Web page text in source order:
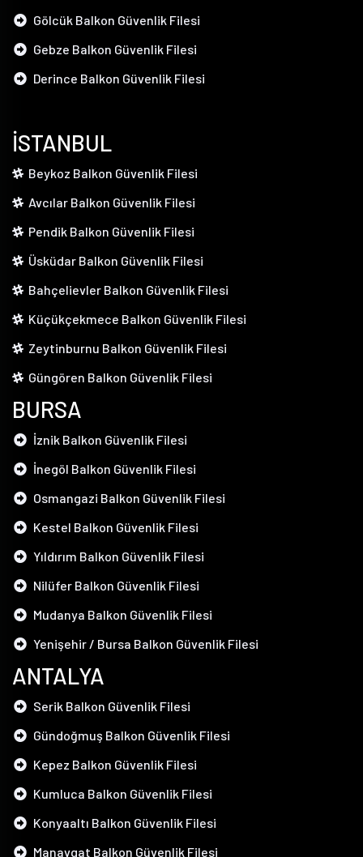
Gölcük Balkon Güvenlik Filesi
Gebze Balkon Güvenlik Filesi
Derince Balkon Güvenlik Filesi
İSTANBUL
Beykoz Balkon Güvenlik Filesi
Avcılar Balkon Güvenlik Filesi
Pendik Balkon Güvenlik Filesi
Üsküdar Balkon Güvenlik Filesi
Bahçelievler Balkon Güvenlik Filesi
Küçükçekmece Balkon Güvenlik Filesi
Zeytinburnu Balkon Güvenlik Filesi
Güngören Balkon Güvenlik Filesi
BURSA
İznik Balkon Güvenlik Filesi
İnegöl Balkon Güvenlik Filesi
Osmangazi Balkon Güvenlik Filesi
Kestel Balkon Güvenlik Filesi
Yıldırım Balkon Güvenlik Filesi
Nilüfer Balkon Güvenlik Filesi
Mudanya Balkon Güvenlik Filesi
Yenişehir / Bursa Balkon Güvenlik Filesi
ANTALYA
Serik Balkon Güvenlik Filesi
Gündoğmuş Balkon Güvenlik Filesi
Kepez Balkon Güvenlik Filesi
Kumluca Balkon Güvenlik Filesi
Konyaaltı Balkon Güvenlik Filesi
Manavgat Balkon Güvenlik Filesi